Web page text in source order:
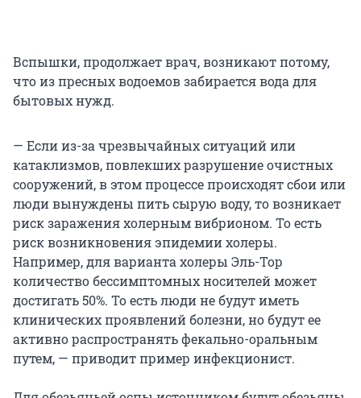
Вспышки, продолжает врач, возникают потому,
что из пресных водоемов забирается вода для
бытовых нужд.
— Если из-за чрезвычайных ситуаций или
катаклизмов, повлекших разрушение очистных
сооружений, в этом процессе происходят сбои или
люди вынуждены пить сырую воду, то возникает
риск заражения холерным вибрионом. То есть
риск возникновения эпидемии холеры.
Например, для варианта холеры Эль-Тор
количество бессимптомных носителей может
достигать 50%. То есть люди не будут иметь
клинических проявлений болезни, но будут ее
активно распространять фекально-оральным
путем, — приводит пример инфекционист.